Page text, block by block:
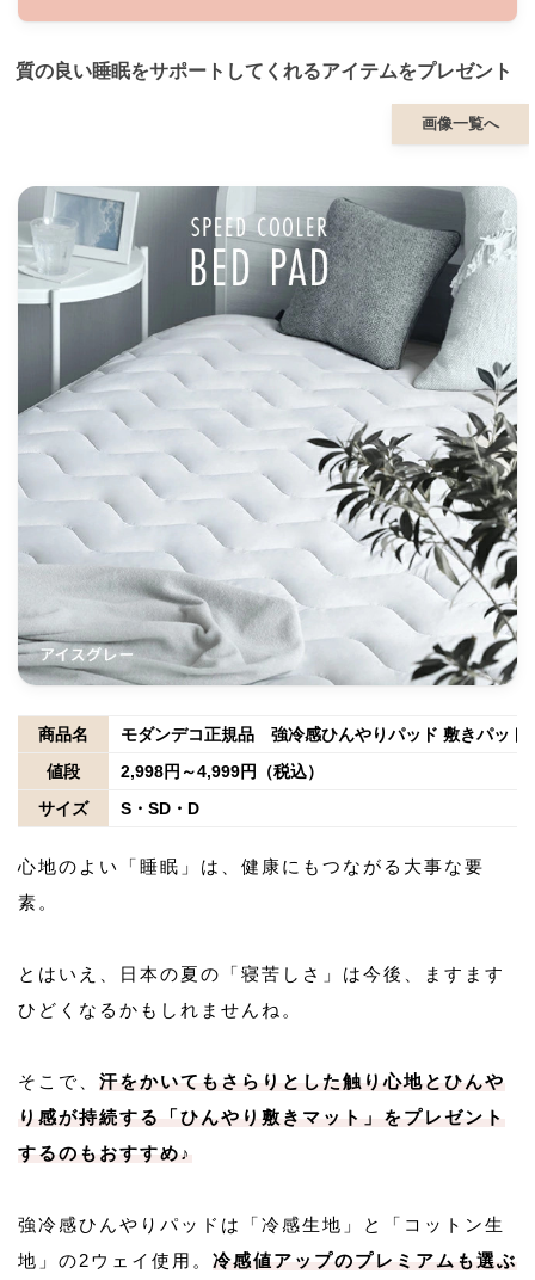
質の良い睡眠をサポートしてくれるアイテムをプレゼント
画像一覧へ
商品名
モダンデコ正規品 強冷感ひんやりパッド 敷きパッド
値段
2,998円～4,999円（税込）
サイズ
S・SD・D
心地のよい「睡眠」は、健康にもつながる大事な要
素。
とはいえ、日本の夏の「寝苦しさ」は今後、ますます
ひどくなるかもしれませんね。
そこで、 汗をかいてもさらりとした触り心地とひんや
り感が持続する「ひんやり敷きマット」をプレゼント
するのもおすすめ♪
強冷感ひんやりパッドは「冷感生地」と「コットン生
地」の2ウェイ使用。 冷感値アップのプレミアムも選ぶ